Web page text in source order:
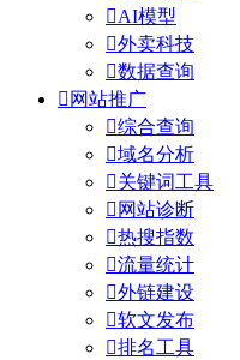
AI模型
外卖科技
数据查询
 网站推广
综合查询
域名分析
关键词工具
 网站诊断
热搜指数
流量统计
外链建设
软文发布
排名工具